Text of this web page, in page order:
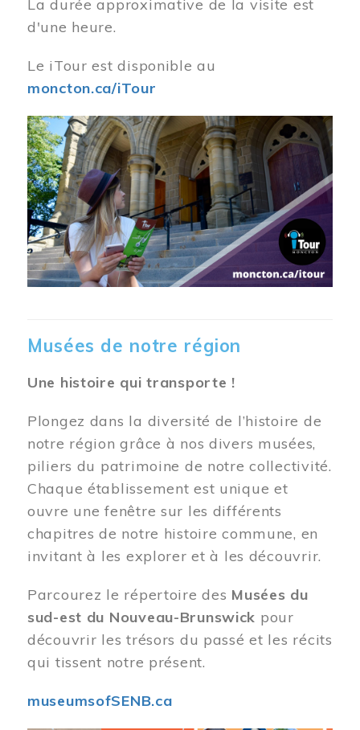
La durée approximative de la visite est
d'une heure.
Le iTour est disponible au
moncton.ca/iTour
Musées de notre région
Une histoire qui transporte !
Plongez dans la diversité de l’histoire de
notre région grâce à nos divers musées,
piliers du patrimoine de notre collectivité.
Chaque établissement est unique et
ouvre une fenêtre sur les différents
chapitres de notre histoire commune, en
invitant à les explorer et à les découvrir.
Parcourez le répertoire des Musées du
sud-est du Nouveau-Brunswick pour
découvrir les trésors du passé et les récits
qui tissent notre présent.
museumsofSENB.ca